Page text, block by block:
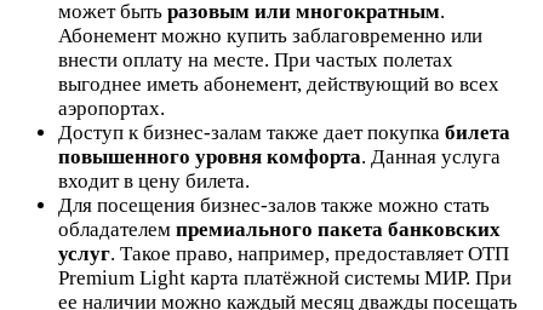
может быть разовым или многократным.
Абонемент можно купить заблаговременно или
внести оплату на месте. При частых полетах
выгоднее иметь абонемент, действующий во всех
аэропортах.
Доступ к бизнес-залам также дает покупка билета
повышенного уровня комфорта. Данная услуга
входит в цену билета.
Для посещения бизнес-залов также можно стать
обладателем премиального пакета банковских
услуг. Такое право, например, предоставляет ОТП
Premium Light карта платёжной системы МИР. При
ее наличии можно каждый месяц дважды посещать